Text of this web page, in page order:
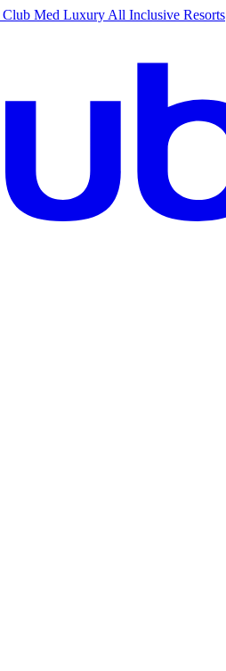
Club Med Luxury All Inclusive Resorts